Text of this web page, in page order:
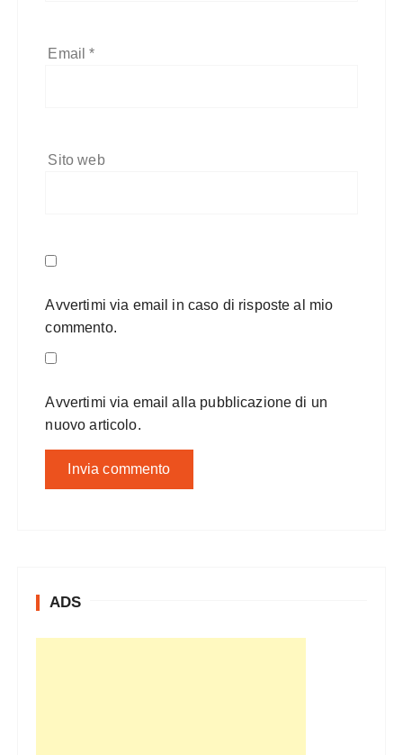
Email*
Sito web
Avvertimi via email in caso di risposte al mio
commento.
Avvertimi via email alla pubblicazione di un
nuovo articolo.
ADS